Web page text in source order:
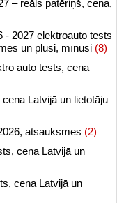
– reāls patēriņš, cena,
- 2027 elektroauto tests
un plusi, mīnusi (8)
auto tests, cena
Latvijā un lietotāju
atsauksmes (2)
cena Latvijā un
cena Latvijā un